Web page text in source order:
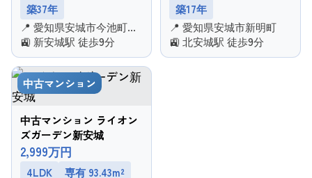
築37年
📍 愛知県安城市今池町２
丁目
🚉 新安城駅 徒歩9分
築17年
📍 愛知県安城市新明町
🚉 北安城駅 徒歩9分
中古マンション
中古マンション ライオン
ズガーデン新安城
2,999万円
4LDK
専有 93.43m²